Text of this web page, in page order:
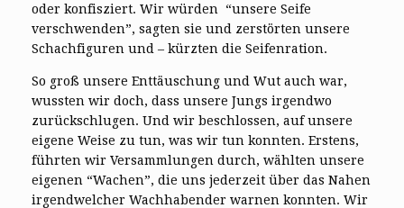
oder konfisziert. Wir würden “unsere Seife
verschwenden”, sagten sie und zerstörten unsere
Schachfiguren und – kürzten die Seifenration.
So groß unsere Enttäuschung und Wut auch war,
wussten wir doch, dass unsere Jungs irgendwo
zurückschlugen. Und wir beschlossen, auf unsere
eigene Weise zu tun, was wir tun konnten. Erstens,
führten wir Versammlungen durch, wählten unsere
eigenen “Wachen”, die uns jederzeit über das Nahen
irgendwelcher Wachhabender warnen konnten. Wir